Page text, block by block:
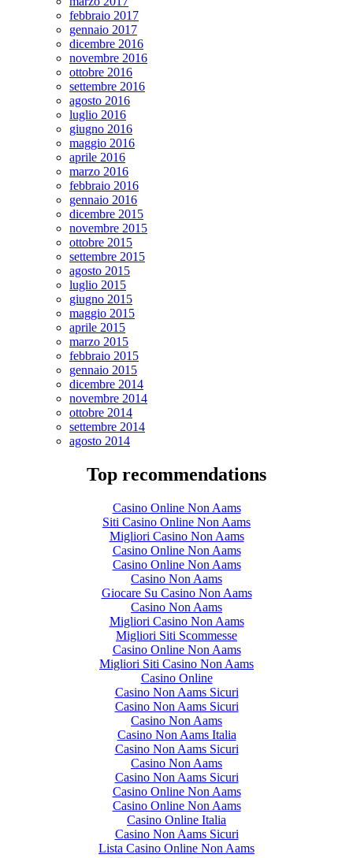
febbraio 2017
gennaio 2017
dicembre 2016
novembre 2016
ottobre 2016
settembre 2016
agosto 2016
luglio 2016
giugno 2016
maggio 2016
aprile 2016
marzo 2016
febbraio 2016
gennaio 2016
dicembre 2015
novembre 2015
ottobre 2015
settembre 2015
agosto 2015
luglio 2015
giugno 2015
maggio 2015
aprile 2015
marzo 2015
febbraio 2015
gennaio 2015
dicembre 2014
novembre 2014
ottobre 2014
settembre 2014
agosto 2014
Top recommendations
Casino Online Non Aams
Siti Casino Online Non Aams
Migliori Casino Non Aams
Casino Online Non Aams
Casino Online Non Aams
Casino Non Aams
Giocare Su Casino Non Aams
Casino Non Aams
Migliori Casino Non Aams
Migliori Siti Scommesse
Casino Online Non Aams
Migliori Siti Casino Non Aams
Casino Online
Casino Non Aams Sicuri
Casino Non Aams Sicuri
Casino Non Aams
Casino Non Aams Italia
Casino Non Aams Sicuri
Casino Non Aams
Casino Non Aams Sicuri
Casino Online Non Aams
Casino Online Non Aams
Casino Online Italia
Casino Non Aams Sicuri
Lista Casino Online Non Aams